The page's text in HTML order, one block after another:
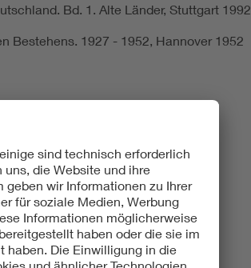
Bd. 1. Alte Länder, Stuttgart 1992
Bestehens. 1927 - 1952, Hannover 1952